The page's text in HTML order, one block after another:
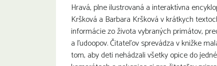
Hravá, plne ilustrovaná a interaktívna
Kršková a Barbara Kršková v krátkych
informácie zo života vybraných primátov,
a ľudoopov. Čitateľov sprevádza v knižke
tom, aby deti nehádzali všetky opice do